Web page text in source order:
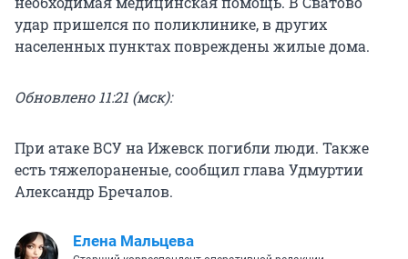
удар пришелся по поликлинике, в других
населенных пунктах повреждены жилые дома.
Обновлено 11:21 (мск):
При атаке ВСУ на Ижевск погибли люди. Также
есть тяжелораненые, сообщил глава Удмуртии
Александр Бречалов.
Елена Мальцева